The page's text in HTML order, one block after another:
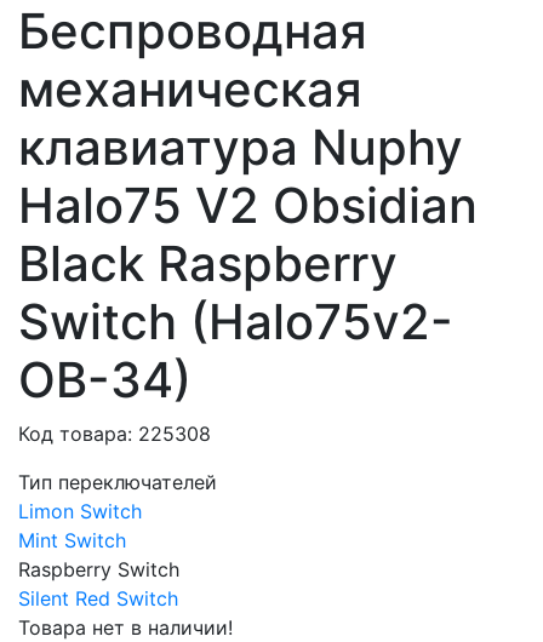
Беспроводная
механическая
клавиатура Nuphy
Halo75 V2 Obsidian
Black Raspberry
Switch (Halo75v2-
OB-34)
Код товара: 225308
Тип переключателей
Limon Switch
Mint Switch
Raspberry Switch
Silent Red Switch
Товара нет в наличии!